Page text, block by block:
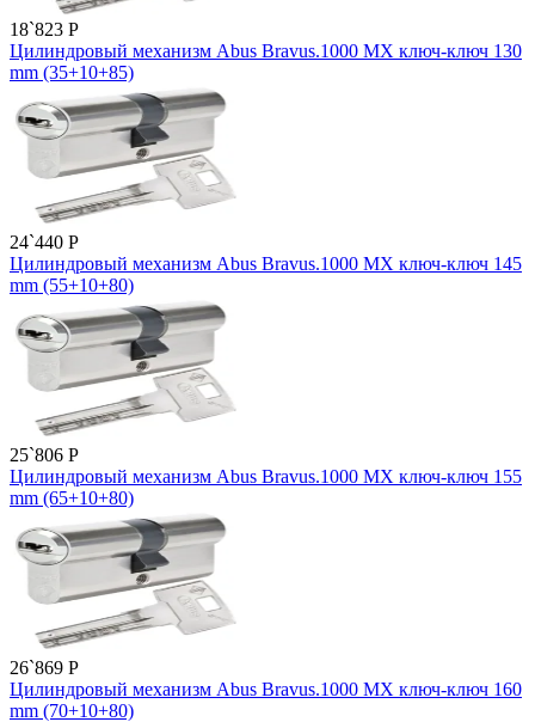
18`823 P
Цилиндровый механизм Abus Bravus.1000 MX ключ-ключ 130
mm (35+10+85)
24`440 P
Цилиндровый механизм Abus Bravus.1000 MX ключ-ключ 145
mm (55+10+80)
25`806 P
Цилиндровый механизм Abus Bravus.1000 MX ключ-ключ 155
mm (65+10+80)
26`869 P
Цилиндровый механизм Abus Bravus.1000 MX ключ-ключ 160
mm (70+10+80)